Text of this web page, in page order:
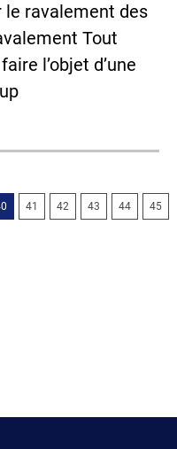
le ravalement des
Tout
l’objet d’une
41 42 43 44 45